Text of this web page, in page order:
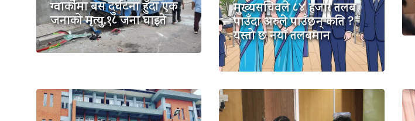
ग्वार्कोमा बस दुर्घटना हुँदा एक
जनाको मृत्यु,१८ जना घाइते
मुख्यसचिवले ८४ हजार तलब
पाउँदा अरुले पाउँछन् कति ?
यस्तो छ नयाँ तलबमान